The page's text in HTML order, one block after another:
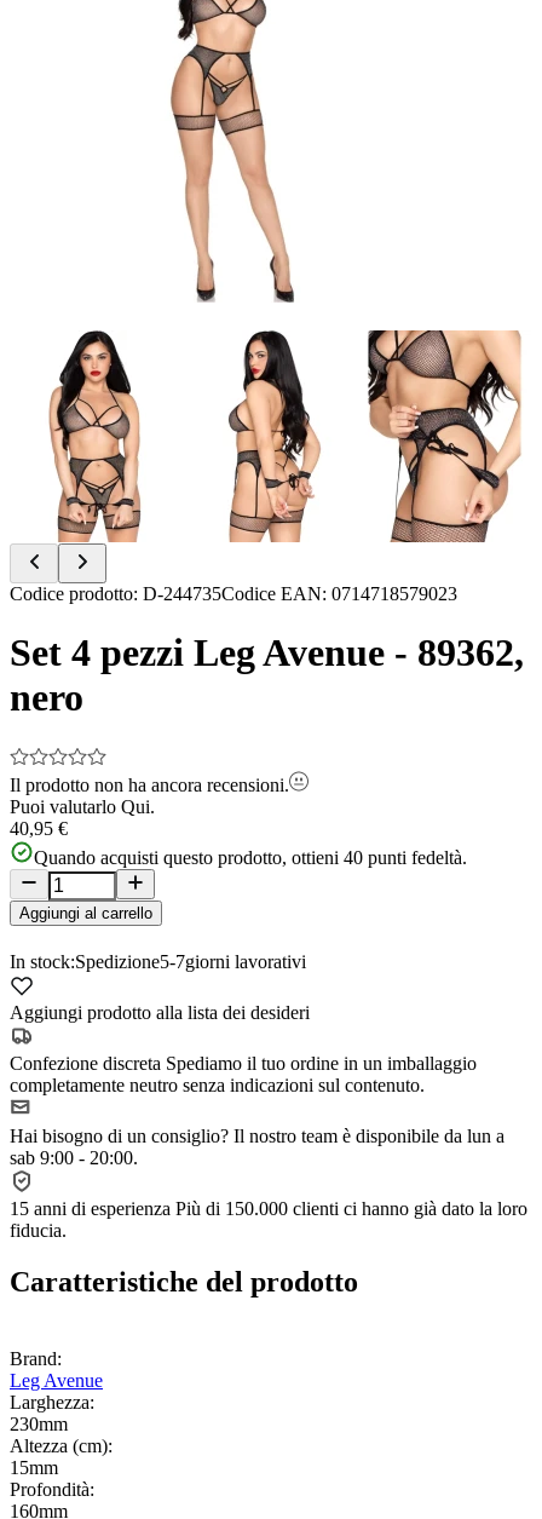
Item
of
4
Codice prodotto: D-244735Codice EAN: 0714718579023
Set 4 pezzi Leg Avenue - 89362,
nero
Il prodotto non ha ancora recensioni.
Puoi valutarlo Qui.
40,95 €
Quando acquisti questo prodotto, ottieni 40 punti fedeltà.
Aggiungi al carrello
In stock:Spedizione5-7giorni lavorativi
Aggiungi prodotto alla lista dei desideri
Confezione discreta Spediamo il tuo ordine in un imballaggio
completamente neutro senza indicazioni sul contenuto.
Hai bisogno di un consiglio? Il nostro team è disponibile da lun a
sab 9:00 - 20:00.
15 anni di esperienza Più di 150.000 clienti ci hanno già dato la loro
fiducia.
Caratteristiche del prodotto
Brand:
Leg Avenue
Larghezza:
230mm
Altezza (cm):
15mm
Profondità:
160mm